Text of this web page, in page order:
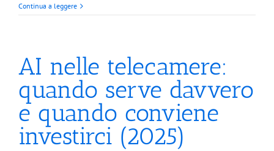
Continua a leggere
AI nelle telecamere:
quando serve davvero
e quando conviene
investirci (2025)